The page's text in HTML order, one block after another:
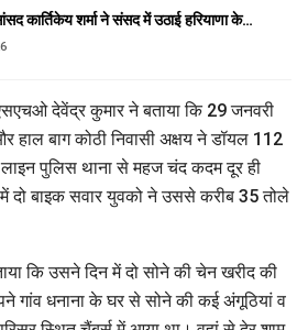
कार्तिकेय शर्मा ने संसद में उठाई हरियाणा के…
देवेंद्र कुमार ने बताया कि 29 जनवरी
हाल बाग कोठी निवासी अक्षय ने डॉयल 112
पुलिस थाना से महज चंद कदम दूर ही
दो बाइक सवार युवको ने उससे करीब 35 तोले
कि उसने दिन में दो सोने की चेन खरीद की
गांव धनाना के घर से सोने की कई अंगूठियां व